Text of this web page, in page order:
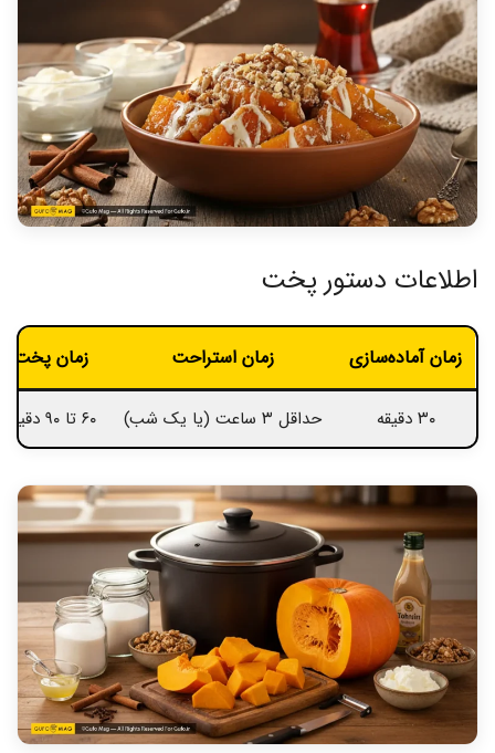
اطلاعات دستور پخت
زمان آماده‌سازی زمان استراحت زمان پخت
۳۰ دقیقه حداقل ۳ ساعت (یا یک شب) ۶۰ تا ۹۰ دقیقه